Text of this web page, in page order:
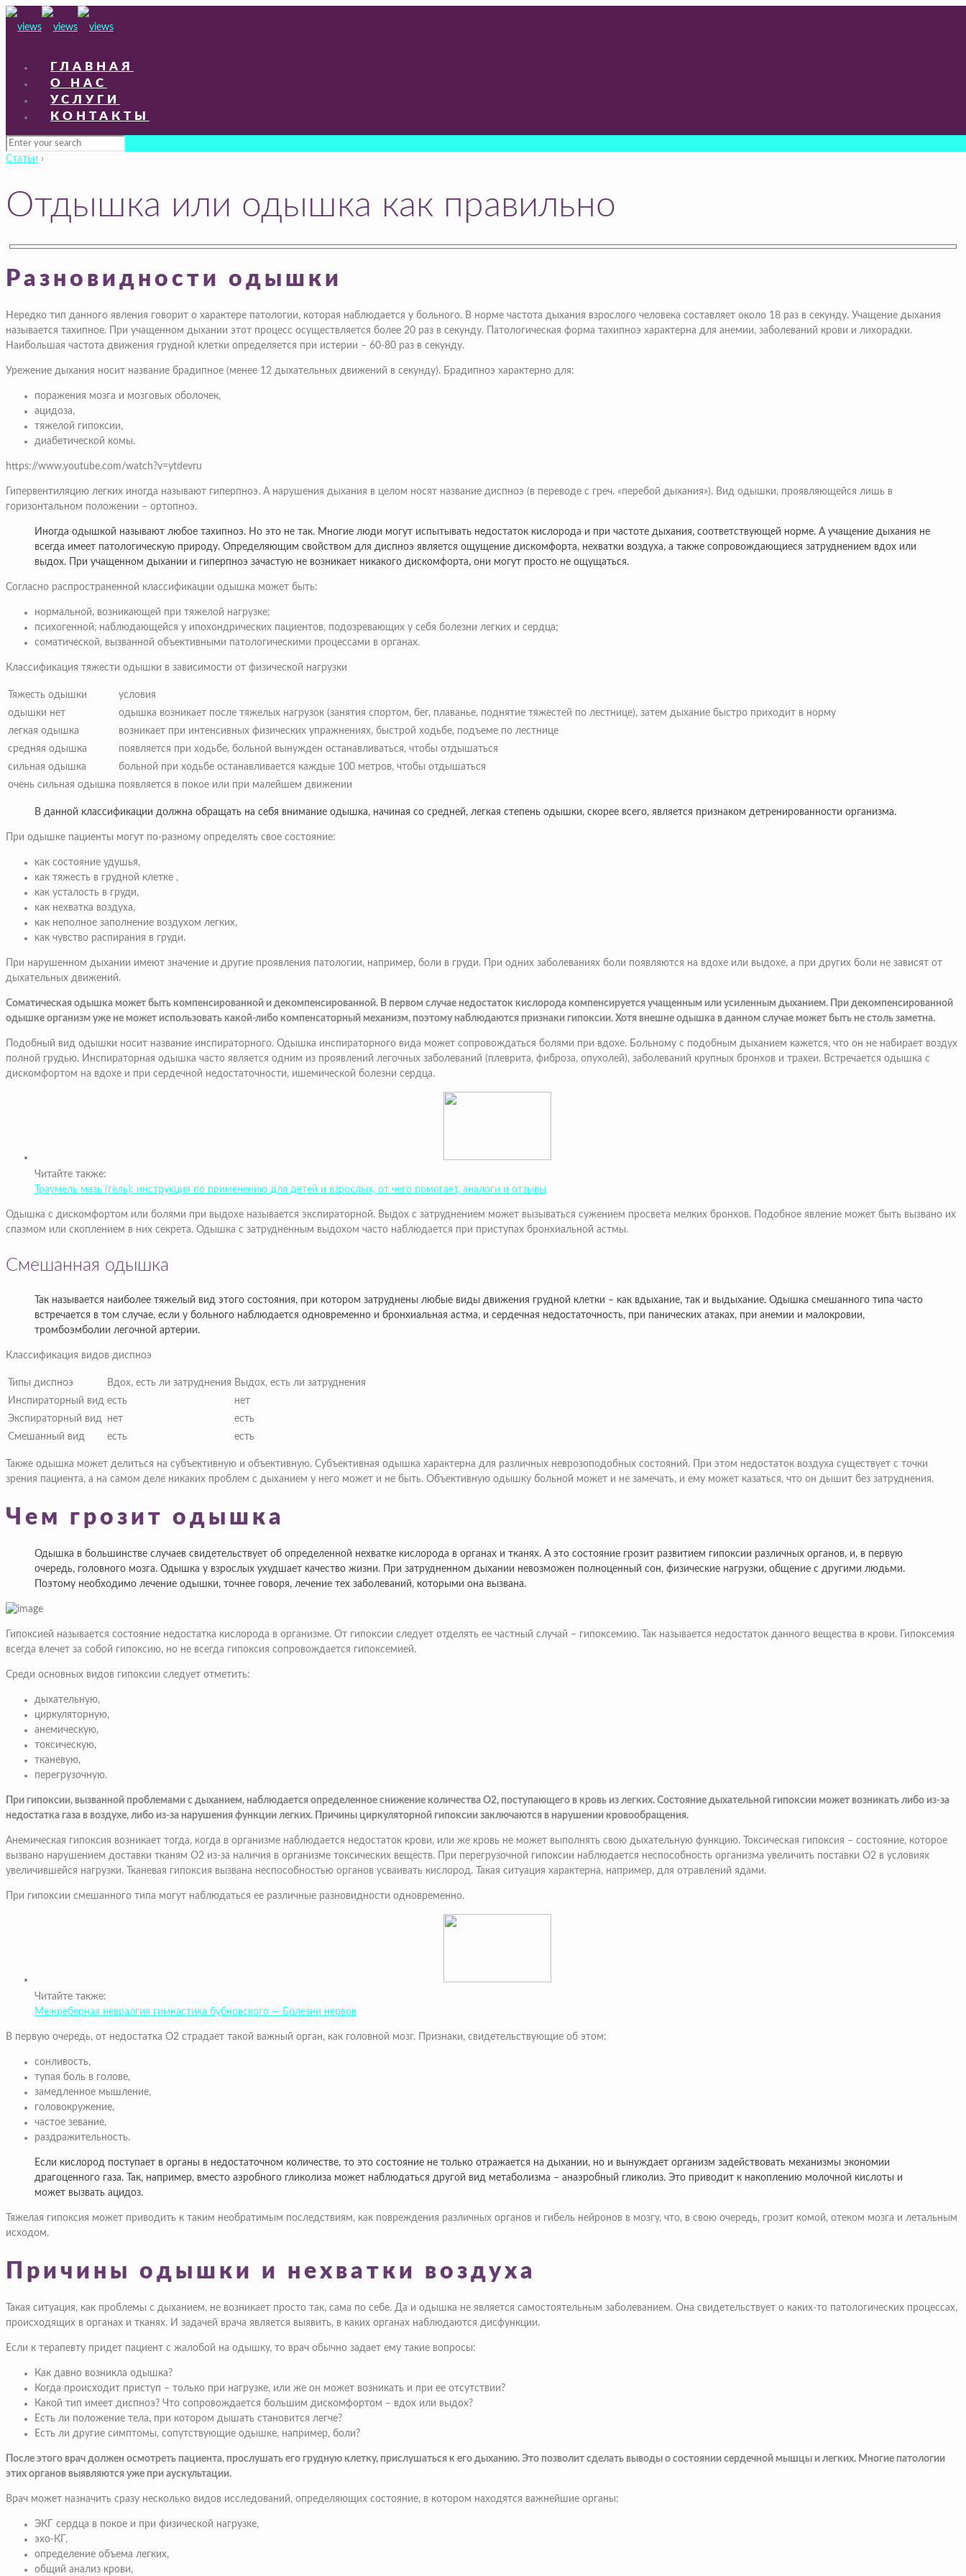
ГЛАВНАЯ
О НАС
УСЛУГИ
КОНТАКТЫ
Статьи ›
Отдышка или одышка как правильно
Разновидности одышки
Нередко тип данного явления говорит о характере патологии, которая наблюдается у больного. В норме частота дыхания взрослого человека составляет около 18 раз в секунду. Учащение дыхания
называется тахипное. При учащенном дыхании этот процесс осуществляется более 20 раз в секунду. Патологическая форма тахипноэ характерна для анемии, заболеваний крови и лихорадки.
Наибольшая частота движения грудной клетки определяется при истерии – 60-80 раз в секунду.
Урежение дыхания носит название брадипное (менее 12 дыхательных движений в секунду). Брадипноэ характерно для:
поражения мозга и мозговых оболочек,
ацидоза,
тяжелой гипоксии,
диабетической комы.
https://www.youtube.com/watch?v=ytdevru
Гипервентиляцию легких иногда называют гиперпноэ. А нарушения дыхания в целом носят название диспноэ (в переводе с греч. «перебой дыхания»). Вид одышки, проявляющейся лишь в
горизонтальном положении – ортопноэ.
Иногда одышкой называют любое тахипноэ. Но это не так. Многие люди могут испытывать недостаток кислорода и при частоте дыхания, соответствующей норме. А учащение дыхания не
всегда имеет патологическую природу. Определяющим свойством для диспноэ является ощущение дискомфорта, нехватки воздуха, а также сопровождающиеся затруднением вдох или
выдох. При учащенном дыхании и гиперпноэ зачастую не возникает никакого дискомфорта, они могут просто не ощущаться.
Согласно распространенной классификации одышка может быть:
нормальной, возникающей при тяжелой нагрузке;
психогенной, наблюдающейся у ипохондрических пациентов, подозревающих у себя болезни легких и сердца;
соматической, вызванной объективными патологическими процессами в органах.
Классификация тяжести одышки в зависимости от физической нагрузки
Тяжесть одышки
условия
одышки нет
одышка возникает после тяжелых нагрузок (занятия спортом, бег, плаванье, поднятие тяжестей по лестнице), затем дыхание быстро приходит в норму
легкая одышка
возникает при интенсивных физических упражнениях, быстрой ходьбе, подъеме по лестнице
средняя одышка
появляется при ходьбе, больной вынужден останавливаться, чтобы отдышаться
сильная одышка
больной при ходьбе останавливается каждые 100 метров, чтобы отдышаться
очень сильная одышка появляется в покое или при малейшем движении
В данной классификации должна обращать на себя внимание одышка, начиная со средней, легкая степень одышки, скорее всего, является признаком детренированности организма.
При одышке пациенты могут по-разному определять свое состояние:
как состояние удушья,
как тяжесть в грудной клетке ,
как усталость в груди,
как нехватка воздуха,
как неполное заполнение воздухом легких,
как чувство распирания в груди.
При нарушенном дыхании имеют значение и другие проявления патологии, например, боли в груди. При одних заболеваниях боли появляются на вдохе или выдохе, а при других боли не зависят от
дыхательных движений.
Соматическая одышка может быть компенсированной и декомпенсированной. В первом случае недостаток кислорода компенсируется учащенным или усиленным дыханием. При декомпенсированной
одышке организм уже не может использовать какой-либо компенсаторный механизм, поэтому наблюдаются признаки гипоксии. Хотя внешне одышка в данном случае может быть не столь заметна.
Подобный вид одышки носит название инспираторного. Одышка инспираторного вида может сопровождаться болями при вдохе. Больному с подобным дыханием кажется, что он не набирает воздух
полной грудью. Инспираторная одышка часто является одним из проявлений легочных заболеваний (плеврита, фиброза, опухолей), заболеваний крупных бронхов и трахеи. Встречается одышка с
дискомфортом на вдохе и при сердечной недостаточности, ишемической болезни сердца.
Читайте также:
Траумель мазь (гель): инструкция по применению для детей и взрослых, от чего помогает, аналоги и отзывы
Одышка с дискомфортом или болями при выдохе называется экспираторной. Выдох с затруднением может вызываться сужением просвета мелких бронхов. Подобное явление может быть вызвано их
спазмом или скоплением в них секрета. Одышка с затрудненным выдохом часто наблюдается при приступах бронхиальной астмы.
Смешанная одышка
Так называется наиболее тяжелый вид этого состояния, при котором затруднены любые виды движения грудной клетки – как вдыхание, так и выдыхание. Одышка смешанного типа часто
встречается в том случае, если у больного наблюдается одновременно и бронхиальная астма, и сердечная недостаточность, при панических атаках, при анемии и малокровии,
тромбоэмболии легочной артерии.
Классификация видов диспноэ
Типы диспноэ Вдох, есть ли затруднения Выдох, есть ли затруднения
Инспираторный вид есть
нет
Экспираторный вид нет
есть
Смешанный вид
есть есть
Также одышка может делиться на субъективную и объективную. Субъективная одышка характерна для различных неврозоподобных состояний. При этом недостаток воздуха существует с точки
зрения пациента, а на самом деле никаких проблем с дыханием у него может и не быть. Объективную одышку больной может и не замечать, и ему может казаться, что он дышит без затруднения.
Чем грозит одышка
Одышка в большинстве случаев свидетельствует об определенной нехватке кислорода в органах и тканях. А это состояние грозит развитием гипоксии различных органов, и, в первую
очередь, головного мозга. Одышка у взрослых ухудшает качество жизни. При затрудненном дыхании невозможен полноценный сон, физические нагрузки, общение с другими людьми.
Поэтому необходимо лечение одышки, точнее говоря, лечение тех заболеваний, которыми она вызвана.
Гипоксией называется состояние недостатка кислорода в организме. От гипоксии следует отделять ее частный случай – гипоксемию. Так называется недостаток данного вещества в крови. Гипоксемия
всегда влечет за собой гипоксию, но не всегда гипоксия сопровождается гипоксемией.
Среди основных видов гипоксии следует отметить:
дыхательную,
циркуляторную,
анемическую,
токсическую,
тканевую,
перегрузочную.
При гипоксии, вызванной проблемами с дыханием, наблюдается определенное снижение количества О2, поступающего в кровь из легких. Состояние дыхательной гипоксии может возникать либо из-за
недостатка газа в воздухе, либо из-за нарушения функции легких. Причины циркуляторной гипоксии заключаются в нарушении кровообращения.
Анемическая гипоксия возникает тогда, когда в организме наблюдается недостаток крови, или же кровь не может выполнять свою дыхательную функцию. Токсическая гипоксия – состояние, которое
вызвано нарушением доставки тканям О2 из-за наличия в организме токсических веществ. При перегрузочной гипоксии наблюдается неспособность организма увеличить поставки О2 в условиях
увеличившейся нагрузки. Тканевая гипоксия вызвана неспособностью органов усваивать кислород. Такая ситуация характерна, например, для отравлений ядами.
При гипоксии смешанного типа могут наблюдаться ее различные разновидности одновременно.
Читайте также:
Межреберная невралгия гимнастика бубновского — Болезни нервов
В первую очередь, от недостатка О2 страдает такой важный орган, как головной мозг. Признаки, свидетельствующие об этом:
сонливость,
тупая боль в голове,
замедленное мышление,
головокружение,
частое зевание,
раздражительность.
Если кислород поступает в органы в недостаточном количестве, то это состояние не только отражается на дыхании, но и вынуждает организм задействовать механизмы экономии
драгоценного газа. Так, например, вместо аэробного гликолиза может наблюдаться другой вид метаболизма – анаэробный гликолиз. Это приводит к накоплению молочной кислоты и
может вызвать ацидоз.
Тяжелая гипоксия может приводить к таким необратимым последствиям, как повреждения различных органов и гибель нейронов в мозгу, что, в свою очередь, грозит комой, отеком мозга и летальным
исходом.
Причины одышки и нехватки воздуха
Такая ситуация, как проблемы с дыханием, не возникает просто так, сама по себе. Да и одышка не является самостоятельным заболеванием. Она свидетельствует о каких-то патологических процессах,
происходящих в органах и тканях. И задачей врача является выявить, в каких органах наблюдаются дисфункции.
Если к терапевту придет пациент с жалобой на одышку, то врач обычно задает ему такие вопросы:
Как давно возникла одышка?
Когда происходит приступ – только при нагрузке, или же он может возникать и при ее отсутствии?
Какой тип имеет диспноэ? Что сопровождается большим дискомфортом – вдох или выдох?
Есть ли положение тела, при котором дышать становится легче?
Есть ли другие симптомы, сопутствующие одышке, например, боли?
После этого врач должен осмотреть пациента, прослушать его грудную клетку, прислушаться к его дыханию. Это позволит сделать выводы о состоянии сердечной мышцы и легких. Многие патологии
этих органов выявляются уже при аускультации.
Врач может назначить сразу несколько видов исследований, определяющих состояние, в котором находятся важнейшие органы:
ЭКГ сердца в покое и при физической нагрузке,
эхо-КГ,
определение объема легких,
общий анализ крови,